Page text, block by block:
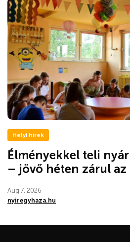
Helyi hírek
Élményekkel teli
– jövő héten zárul
Aug 7, 2026
nyiregyhaza.hu